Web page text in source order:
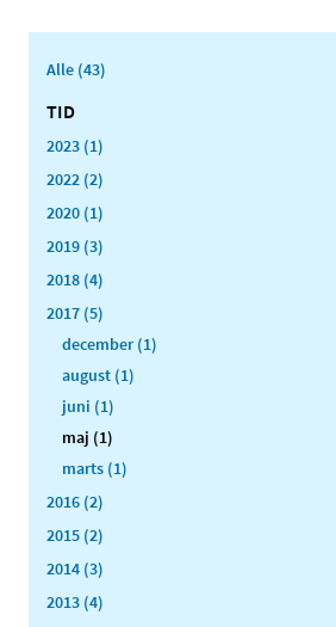
Alle (43)
TID
2023 (1)
2022 (2)
2020 (1)
2019 (3)
2018 (4)
2017 (5)
december (1)
august (1)
juni (1)
maj (1)
marts (1)
2016 (2)
2015 (2)
2014 (3)
2013 (4)